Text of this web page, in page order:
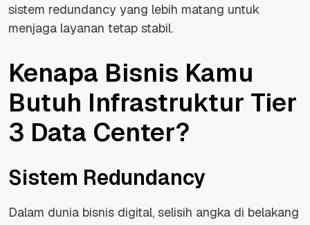
sistem redundancy yang lebih matang untuk
menjaga layanan tetap stabil.
Kenapa Bisnis Kamu
Butuh Infrastruktur Tier
3 Data Center?
Sistem Redundancy
Dalam dunia bisnis digital, selisih angka di belakang